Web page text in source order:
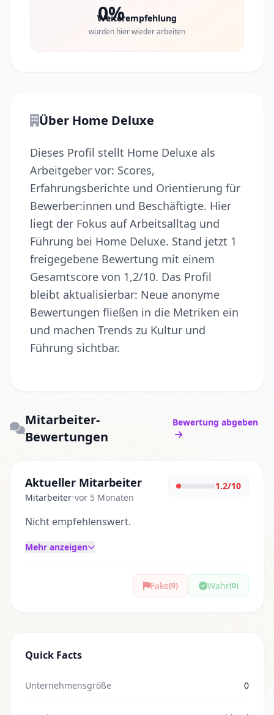
0%
Weiterempfehlung
würden hier wieder arbeiten
Über Home Deluxe
Dieses Profil stellt Home Deluxe als
Arbeitgeber vor: Scores,
Erfahrungsberichte und Orientierung für
Bewerber:innen und Beschäftigte. Hier
liegt der Fokus auf Arbeitsalltag und
Führung bei Home Deluxe. Stand jetzt 1
freigegebene Bewertung mit einem
Gesamtscore von 1,2/10. Das Profil
bleibt aktualisierbar: Neue anonyme
Bewertungen fließen in die Metriken ein
und machen Trends zu Kultur und
Führung sichtbar.
Mitarbeiter-
Bewertungen
Bewertung abgeben
Aktueller Mitarbeiter
Mitarbeiter•vor 5 Monaten
1.2/10
Nicht empfehlenswert.
Mehr anzeigen
Fake(0) Wahr(0)
Quick Facts
Unternehmensgröße 0